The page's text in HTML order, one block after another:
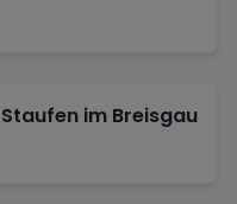
Staufen im Breisgau